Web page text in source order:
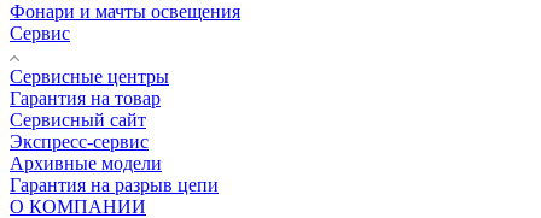
Фонари и мачты освещения
Сервис
Сервисные центры
Гарантия на товар
Сервисный сайт
Экспресс-сервис
Архивные модели
Гарантия на разрыв цепи
О КОМПАНИИ